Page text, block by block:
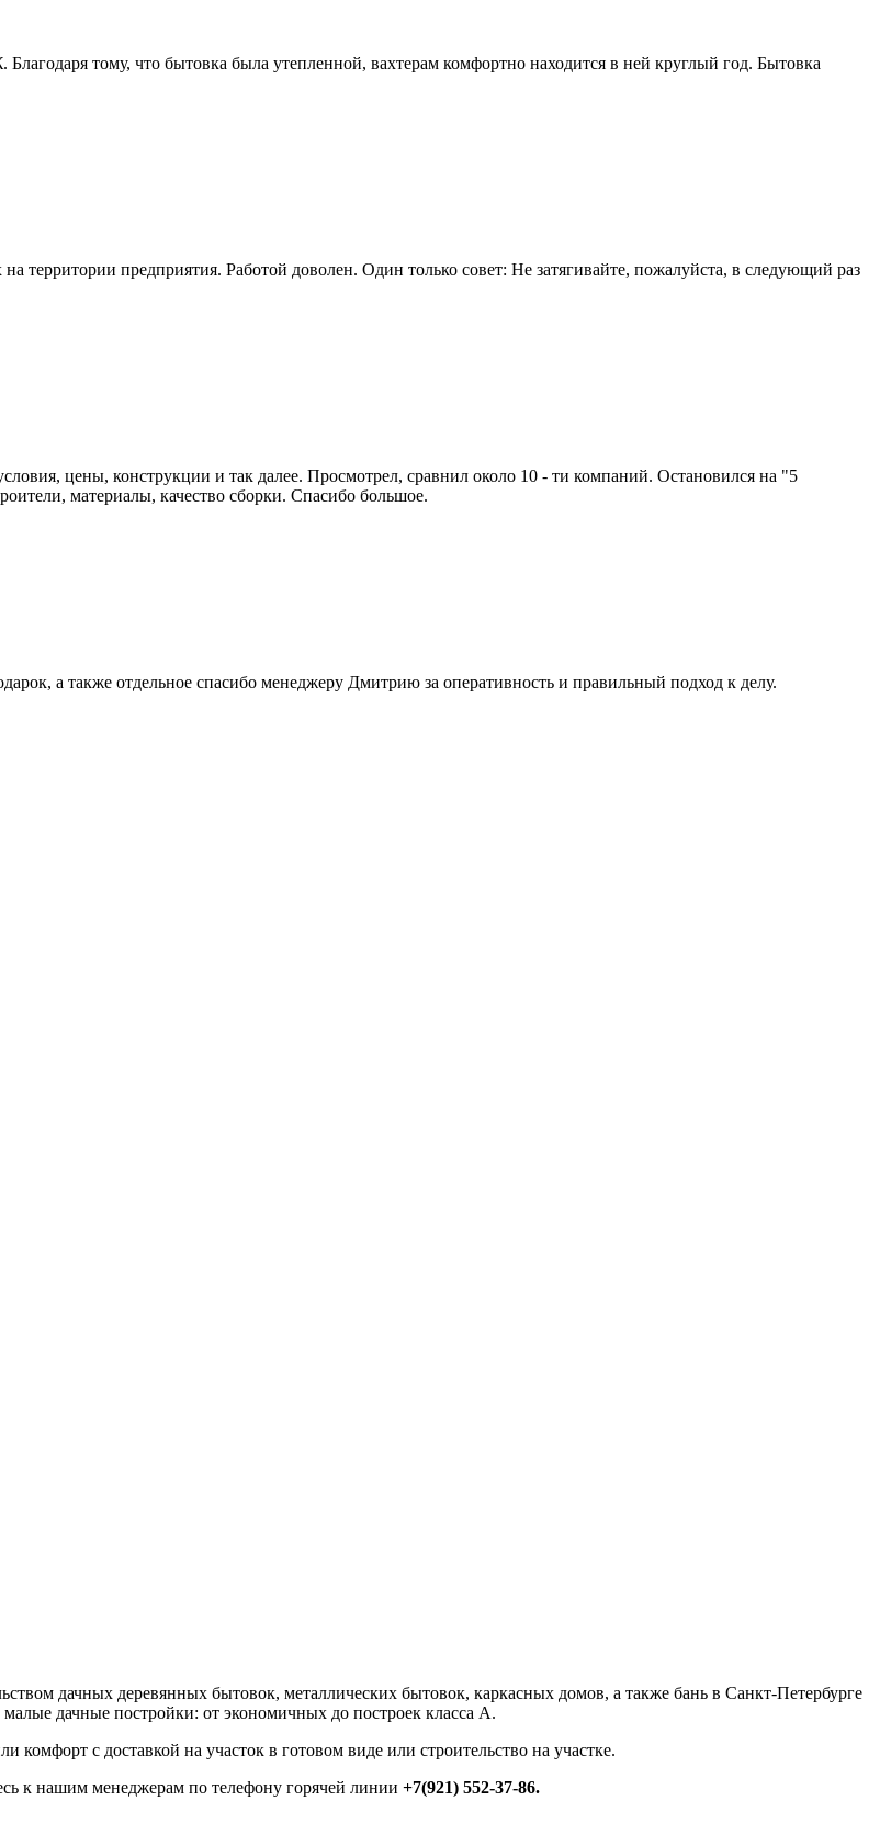
тому, что бытовка была утепленной, вахтерам комфортно находится в ней круглый год. Бытовка
территории предприятия. Работой доволен. Один только совет: Не затягивайте, пожалуйста, в следующий раз
цены, конструкции и так далее. Просмотрел, сравнил около 10 - ти компаний. Остановился на "5
материалы, качество сборки. Спасибо большое.
а также отдельное спасибо менеджеру Дмитрию за оперативность и правильный подход к делу.
дачных деревянных бытовок, металлических бытовок, каркасных домов, а также бань в Санкт-Петербурге
дачные постройки: от экономичных до построек класса А.
с доставкой на участок в готовом виде или строительство на участке.
к нашим менеджерам по телефону горячей линии +7(921) 552-37-86.